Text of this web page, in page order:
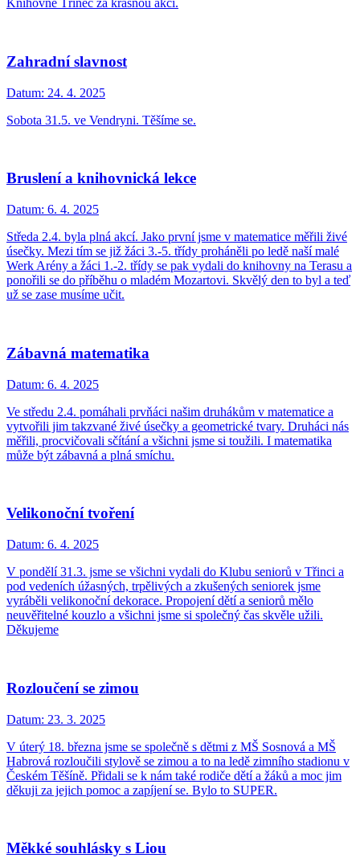
Knihovně Třinec za krásnou akci.
Zahradní slavnost
Datum: 24. 4. 2025
Sobota 31.5. ve Vendryni. Těšíme se.
Bruslení a knihovnická lekce
Datum: 6. 4. 2025
Středa 2.4. byla plná akcí. Jako první jsme v matematice měřili živé
úsečky. Mezi tím se již žáci 3.-5. třídy proháněli po ledě naší malé
Werk Arény a žáci 1.-2. třídy se pak vydali do knihovny na Terasu a
ponořili se do příběhu o mladém Mozartovi. Skvělý den to byl a teď
už se zase musíme učit.
Zábavná matematika
Datum: 6. 4. 2025
Ve středu 2.4. pomáhali prvňáci našim druhákům v matematice a
vytvořili jim takzvané živé úsečky a geometrické tvary. Druháci nás
měřili, procvičovali sčítání a všichni jsme si toužili. I matematika
může být zábavná a plná smíchu.
Velikonoční tvoření
Datum: 6. 4. 2025
V pondělí 31.3. jsme se všichni vydali do Klubu seniorů v Třinci a
pod vedeních úžasných, trpělivých a zkušených seniorek jsme
vyráběli velikonoční dekorace. Propojení dětí a seniorů mělo
neuvěřitelné kouzlo a všichni jsme si společný čas skvěle užili.
Děkujeme
Rozloučení se zimou
Datum: 23. 3. 2025
V úterý 18. března jsme se společně s dětmi z MŠ Sosnová a MŠ
Habrová rozloučili stylově se zimou a to na ledě zimního stadionu v
Českém Těšíně. Přidali se k nám také rodiče dětí a žáků a moc jim
děkuji za jejich pomoc a zapíjení se. Bylo to SUPER.
Měkké souhlásky s Liou